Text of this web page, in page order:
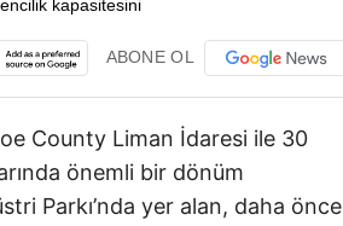
ABONE OL
County Liman İdaresi ile 30
önemli bir dönüm
Parkı’nda yer alan, daha önce